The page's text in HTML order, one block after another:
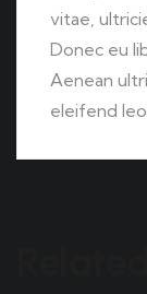
vitae,
Donec eu
Aenean
eleifend